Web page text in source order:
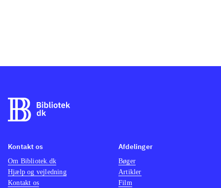
Kontakt os
Om Bibliotek.dk
Hjælp og vejledning
Kontakt os
Afdelinger
Bøger
Artikler
Film